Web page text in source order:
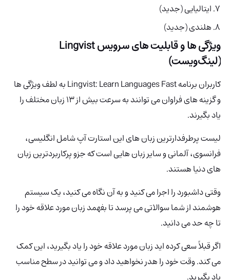
ایتالیایی (جدید)
هلندی (جدید)
ویژگی ها و قابلیت های سرویس Lingvist
(لینگ‌ویست)
کاربران برنامه Lingvist: Learn Languages ​​Fast به لطف ویژگی ها
و گزینه های فراوان می توانند به سرعت بیش از 13 زبان مختلف را
یاد بگیرند.
لیست پرطرفدارترین زبان های این استارت آپ شامل انگلیسی،
فرانسوی، آلمانی و سایر زبان هایی است که جزو پرکاربردترین زبان
های دنیا هستند.
وقتی داشبورد را اجرا می کنید و به آن نگاه می کنید، یک سیستم
هوشمند از شما سوالاتی می پرسد تا بفهمد زبان مورد علاقه خود را
تا چه حد می دانید.
اگر قبلاً سعی کرده اید زبان مورد علاقه خود را یاد بگیرید، این کمک
می کند. وقت خود را هدر نخواهید داد و می توانید در سطح مناسب